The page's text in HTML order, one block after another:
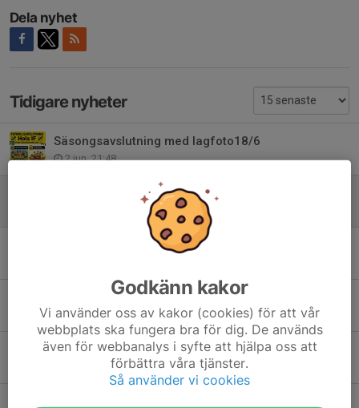
Dela nyhet
Tidigare nyheter
Säsongsavslutning med lagfoto18/6
2 jun, 21:48
Medlemsavgift Hols IF 2026
Spelchema Bonnacupe 25/1
16 dec 2025
Kycklingcupen
18 okt 2025
Godkänn kakor
Vi använder oss av kakor (cookies) för att vår
webbplats ska fungera bra för dig. De används
även för webbanalys i syfte att hjälpa oss att
förbättra våra tjänster.
Så använder vi cookies